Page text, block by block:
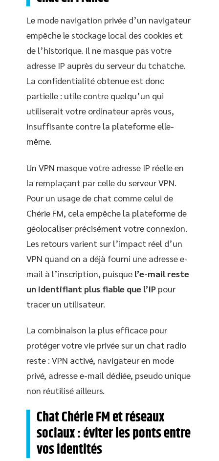
Le mode navigation privée d’un navigateur
empêche le stockage local des cookies et
de l’historique. Il ne masque pas votre
adresse IP auprès du serveur du tchatche.
La confidentialité obtenue est donc
partielle : utile contre quelqu’un qui
utiliserait votre ordinateur après vous,
insuffisante contre la plateforme elle-
même.
Un VPN masque votre adresse IP réelle en
la remplaçant par celle du serveur VPN.
Pour un usage de chat comme celui de
Chérie FM, cela empêche la plateforme de
géolocaliser précisément votre connexion.
Les retours varient sur l’impact réel d’un
VPN quand on a déjà fourni une adresse e-
mail à l’inscription, puisque l’e-mail reste
un identifiant plus fiable que l’IP pour
tracer un utilisateur.
La combinaison la plus efficace pour
protéger votre vie privée sur un chat radio
reste : VPN activé, navigateur en mode
privé, adresse e-mail dédiée, pseudo unique
non réutilisé ailleurs.
Chat Chérie FM et réseaux
sociaux : éviter les ponts entre
vos identités